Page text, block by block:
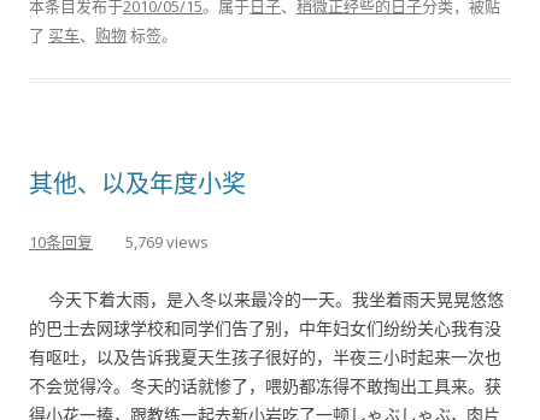
本条目发布于2010/05/15。属于日子、 稍微正经些的日子分类，被贴
了 买车、 购物标签。
其他、以及年度小奖
10条回复 5,769 views
今天下着大雨，是入冬以来最冷的一天。我坐着雨天晃晃悠悠
的巴士去网球学校和同学们告了别，中年妇女们纷纷关心我有没
有呕吐，以及告诉我夏天生孩子很好的，半夜三小时起来一次也
不会觉得冷。冬天的话就惨了，喂奶都冻得不敢掏出工具来。获
得小花一捧，跟教练一起去新小岩吃了一顿しゃぶしゃぶ，肉片